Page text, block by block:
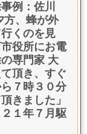
例：佐川
方、蜂が外
くのを見
役所にお電
専門家 大
頂き、すぐ
７時３０分
きました」
１年７月駆